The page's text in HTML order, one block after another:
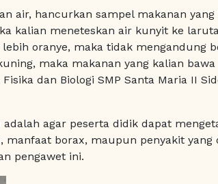
air, hancurkan sampel makanan yang
kalian meneteskan air kunyit ke
oranye, maka tidak mengandung
maka makanan yang kalian bawa
dan Biologi SMP Santa Maria II
agar peserta didik dapat
manfaat borax, maupun penyakit yang
pengawet ini.